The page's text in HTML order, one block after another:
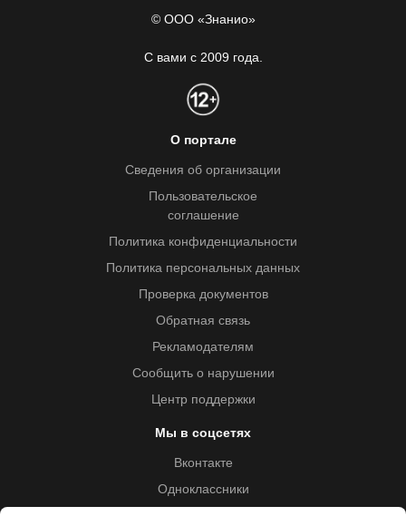
© ООО «Знанио»
С вами с 2009 года.
О портале
Сведения об организации
Пользовательское
соглашение
Политика конфиденциальности
Политика персональных данных
Проверка документов
Обратная связь
Рекламодателям
Сообщить о нарушении
Центр поддержки
Мы в соцсетях
Вконтакте
Одноклассники